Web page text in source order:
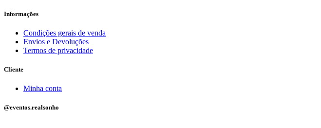
Informações
Condições gerais de venda
Envios e Devoluções
Termos de privacidade
Cliente
Minha conta
@eventos.realsonho